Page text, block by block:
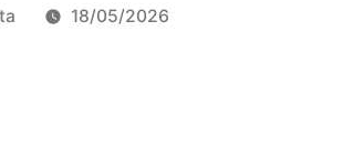
18/05/2026